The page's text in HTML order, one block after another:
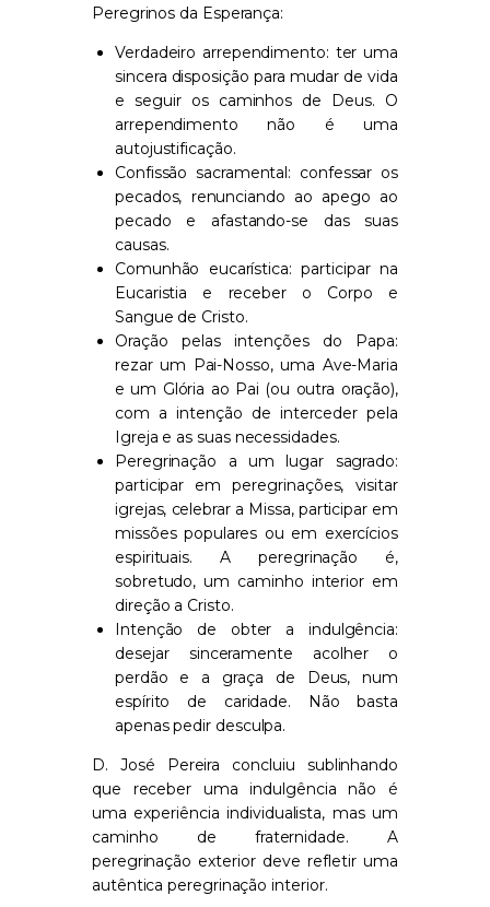
Peregrinos da Esperança:
Verdadeiro arrependimento: ter uma
sincera disposição para mudar de vida
e seguir os caminhos de Deus. O
arrependimento não é uma
autojustificação.
Confissão sacramental: confessar os
pecados, renunciando ao apego ao
pecado e afastando-se das suas
causas.
Comunhão eucarística: participar na
Eucaristia e receber o Corpo e
Sangue de Cristo.
Oração pelas intenções do Papa:
rezar um Pai-Nosso, uma Ave-Maria
e um Glória ao Pai (ou outra oração),
com a intenção de interceder pela
Igreja e as suas necessidades.
Peregrinação a um lugar sagrado:
participar em peregrinações, visitar
igrejas, celebrar a Missa, participar em
missões populares ou em exercícios
espirituais. A peregrinação é,
sobretudo, um caminho interior em
direção a Cristo.
Intenção de obter a indulgência:
desejar sinceramente acolher o
perdão e a graça de Deus, num
espírito de caridade. Não basta
apenas pedir desculpa.
D. José Pereira concluiu sublinhando
que receber uma indulgência não é
uma experiência individualista, mas um
caminho de fraternidade. A
peregrinação exterior deve refletir uma
autêntica peregrinação interior.